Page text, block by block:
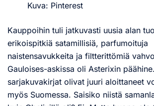
Kuva: Pinterest
Kauppoihin tuli jatkuvasti uusia alan
erikoispitkiä satamillisiä, parfumoituja
naistensavukkeita ja filtterittömiä
Gauloises-askissa oli Asterixin
sarjakuvakirjat olivat juuri aloittaneet
myös Suomessa. Saisiko niistä